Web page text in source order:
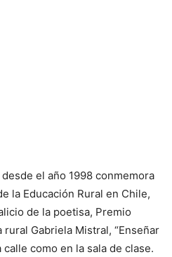
el año 1998 conmemora
la Educación Rural en Chile,
de la poetisa, Premio
Gabriela Mistral, “Enseñar
como en la sala de clase.